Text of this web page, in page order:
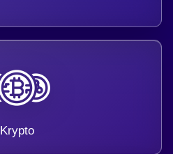
Krypto